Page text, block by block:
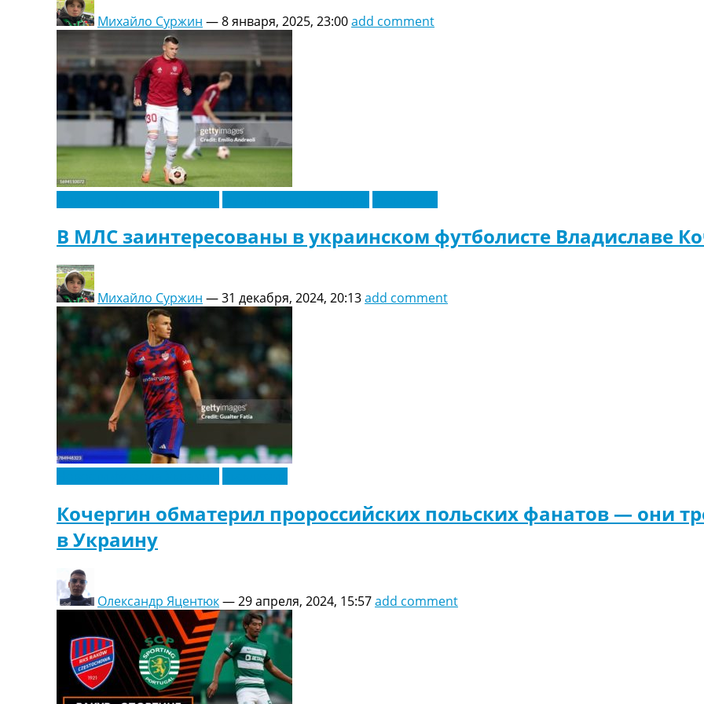
Михайло Суржин —8 января, 2025, 23:00add comment
В МЛС заинтересованы в украинском футболисте Владиславе
Михайло Суржин —31 декабря, 2024, 20:13add comment
Кочергин обматерил пророссийских польских фанатов — они
в Украину
Олександр Яцентюк—29 апреля, 2024, 15:57add comment